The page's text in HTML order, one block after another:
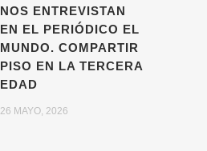
NOS ENTREVISTAN
EN EL PERIÓDICO EL
MUNDO. COMPARTIR
PISO EN LA TERCERA
EDAD
26 MAYO, 2026